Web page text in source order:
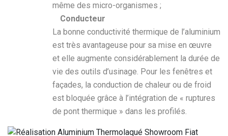
même des micro-organismes ;
Conducteur
La bonne conductivité thermique de l’aluminium
est très avantageuse pour sa mise en œuvre
et elle augmente considérablement la durée de
vie des outils d’usinage. Pour les fenêtres et
façades, la conduction de chaleur ou de froid
est bloquée grâce à l’intégration de « ruptures
de pont thermique » dans les profilés.